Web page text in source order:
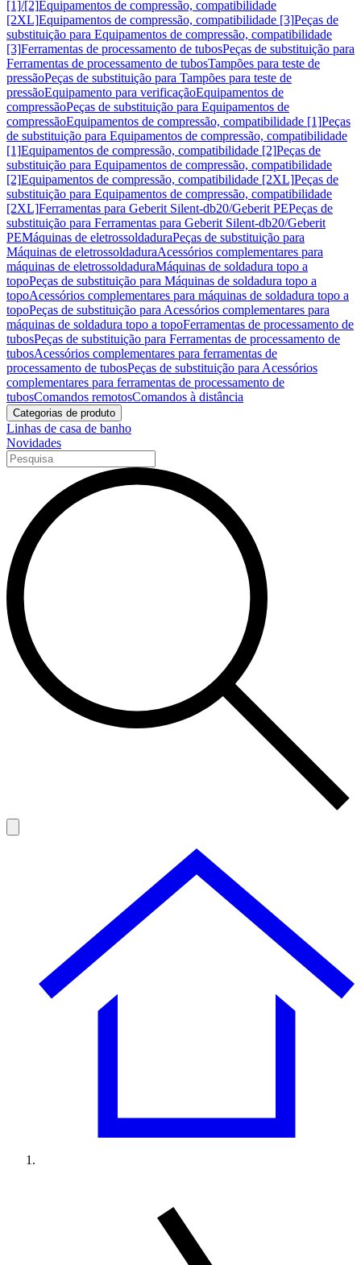
[1]/[2]Equipamentos de compressão, compatibilidade
[2XL]Equipamentos de compressão, compatibilidade [3]Peças de
substituição para Equipamentos de compressão, compatibilidade
[3]Ferramentas de processamento de tubosPeças de substituição para
Ferramentas de processamento de tubosTampões para teste de
pressãoPeças de substituição para Tampões para teste de
pressãoEquipamento para verificaçãoEquipamentos de
compressãoPeças de substituição para Equipamentos de
compressãoEquipamentos de compressão, compatibilidade [1]Peças
de substituição para Equipamentos de compressão, compatibilidade
[1]Equipamentos de compressão, compatibilidade [2]Peças de
substituição para Equipamentos de compressão, compatibilidade
[2]Equipamentos de compressão, compatibilidade [2XL]Peças de
substituição para Equipamentos de compressão, compatibilidade
[2XL]Ferramentas para Geberit Silent-db20/Geberit PEPeças de
substituição para Ferramentas para Geberit Silent-db20/Geberit
PEMáquinas de eletrossoldaduraPeças de substituição para
Máquinas de eletrossoldaduraAcessórios complementares para
máquinas de eletrossoldaduraMáquinas de soldadura topo a
topoPeças de substituição para Máquinas de soldadura topo a
topoAcessórios complementares para máquinas de soldadura topo a
topoPeças de substituição para Acessórios complementares para
máquinas de soldadura topo a topoFerramentas de processamento de
tubosPeças de substituição para Ferramentas de processamento de
tubosAcessórios complementares para ferramentas de
processamento de tubosPeças de substituição para Acessórios
complementares para ferramentas de processamento de
tubosComandos remotosComandos à distância
Categorias de produto
Linhas de casa de banho
Novidades